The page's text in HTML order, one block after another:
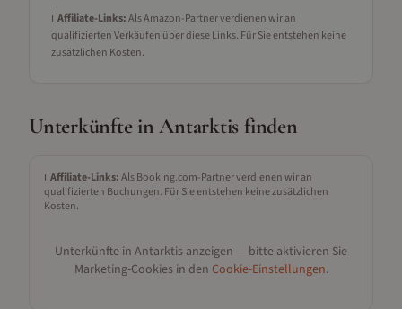
ℹ️ Affiliate-Links:Als Amazon-Partner verdienen wir an
qualifizierten Verkäufen über diese Links. Für Sie entstehen keine
zusätzlichen Kosten.
Unterkünfte inAntarktis finden
ℹ️ Affiliate-Links:Als Booking.com-Partner verdienen wir an
qualifizierten Buchungen. Für Sie entstehen keine zusätzlichen
Kosten.
Unterkünfte in Antarktis anzeigen — bitte aktivieren Sie
Marketing-Cookies in den Cookie-Einstellungen.